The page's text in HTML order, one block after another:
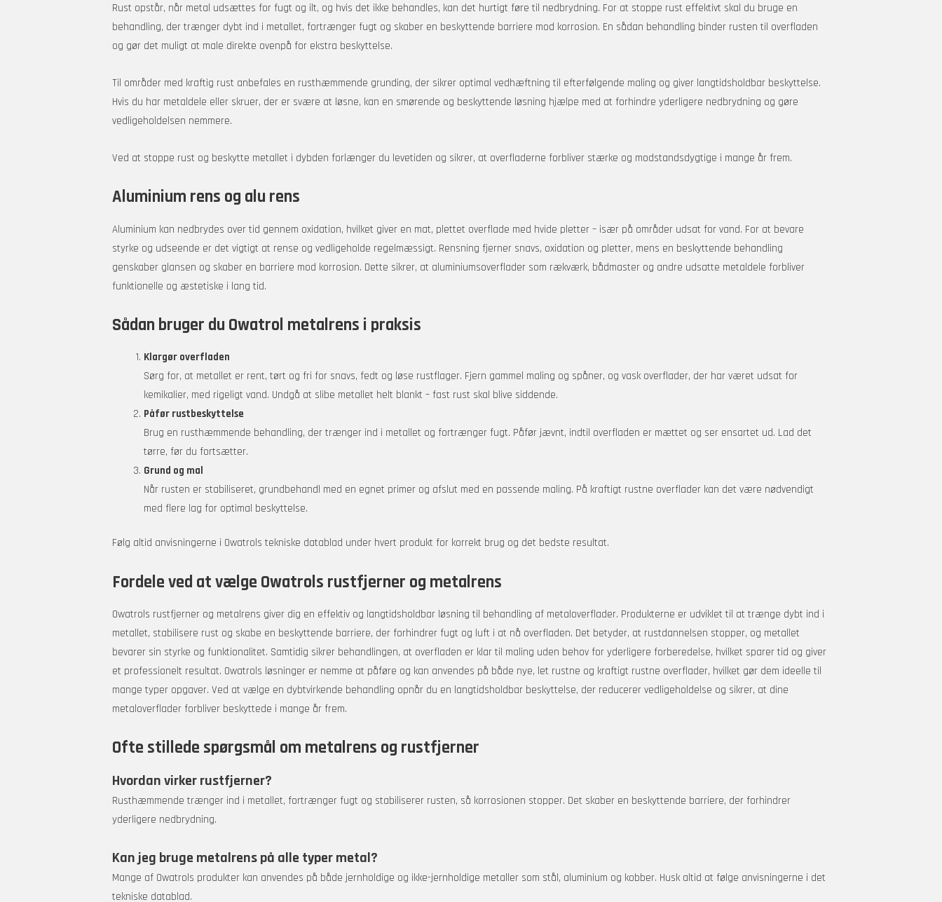
Rust opstår, når metal udsættes for fugt og ilt, og hvis det ikke behandles, kan det hurtigt føre til nedbrydning. For at stoppe rust effektivt skal du bruge en
behandling, der trænger dybt ind i metallet, fortrænger fugt og skaber en beskyttende barriere mod korrosion. En sådan behandling binder rusten til overfladen
og gør det muligt at male direkte ovenpå for ekstra beskyttelse.
Til områder med kraftig rust anbefales en rusthæmmende grunding, der sikrer optimal vedhæftning til efterfølgende maling og giver langtidsholdbar beskyttelse.
Hvis du har metaldele eller skruer, der er svære at løsne, kan en smørende og beskyttende løsning hjælpe med at forhindre yderligere nedbrydning og gøre
vedligeholdelsen nemmere.
Ved at stoppe rust og beskytte metallet i dybden forlænger du levetiden og sikrer, at overfladerne forbliver stærke og modstandsdygtige i mange år frem.
Aluminium rens og alu rens
Aluminium kan nedbrydes over tid gennem oxidation, hvilket giver en mat, plettet overflade med hvide pletter – især på områder udsat for vand. For at bevare
styrke og udseende er det vigtigt at rense og vedligeholde regelmæssigt. Rensning fjerner snavs, oxidation og pletter, mens en beskyttende behandling
genskaber glansen og skaber en barriere mod korrosion. Dette sikrer, at aluminiumsoverflader som rækværk, bådmaster og andre udsatte metaldele forbliver
funktionelle og æstetiske i lang tid.
Sådan bruger du Owatrol metalrens i praksis
Klargør overfladen
Sørg for, at metallet er rent, tørt og fri for snavs, fedt og løse rustflager. Fjern gammel maling og spåner, og vask overflader, der har været udsat for
kemikalier, med rigeligt vand. Undgå at slibe metallet helt blankt – fast rust skal blive siddende.
Påfør rustbeskyttelse
Brug en rusthæmmende behandling, der trænger ind i metallet og fortrænger fugt. Påfør jævnt, indtil overfladen er mættet og ser ensartet ud. Lad det
tørre, før du fortsætter.
Grund og mal
Når rusten er stabiliseret, grundbehandl med en egnet primer og afslut med en passende maling. På kraftigt rustne overflader kan det være nødvendigt
med flere lag for optimal beskyttelse.
Følg altid anvisningerne i Owatrols tekniske datablad under hvert produkt for korrekt brug og det bedste resultat.
Fordele ved at vælge Owatrols rustfjerner og metalrens
Owatrols rustfjerner og metalrens giver dig en effektiv og langtidsholdbar løsning til behandling af metaloverflader. Produkterne er udviklet til at trænge dybt ind i
metallet, stabilisere rust og skabe en beskyttende barriere, der forhindrer fugt og luft i at nå overfladen. Det betyder, at rustdannelsen stopper, og metallet
bevarer sin styrke og funktionalitet. Samtidig sikrer behandlingen, at overfladen er klar til maling uden behov for yderligere forberedelse, hvilket sparer tid og giver
et professionelt resultat. Owatrols løsninger er nemme at påføre og kan anvendes på både nye, let rustne og kraftigt rustne overflader, hvilket gør dem ideelle til
mange typer opgaver. Ved at vælge en dybtvirkende behandling opnår du en langtidsholdbar beskyttelse, der reducerer vedligeholdelse og sikrer, at dine
metaloverflader forbliver beskyttede i mange år frem.
Ofte stillede spørgsmål om metalrens og rustfjerner
Hvordan virker rustfjerner?
Rusthæmmende trænger ind i metallet, fortrænger fugt og stabiliserer rusten, så korrosionen stopper. Det skaber en beskyttende barriere, der forhindrer
yderligere nedbrydning.
Kan jeg bruge metalrens på alle typer metal?
Mange af Owatrols produkter kan anvendes på både jernholdige og ikke-jernholdige metaller som stål, aluminium og kobber. Husk altid at følge anvisningerne i det
tekniske datablad.